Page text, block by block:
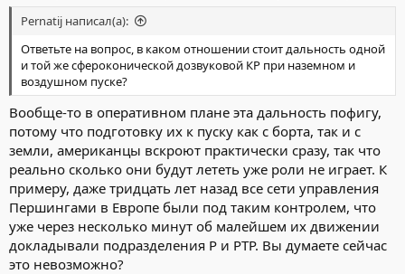
Pernatij написал(а):
Ответьте на вопрос, в каком отношении стоит дальность одной
и той же сфероконической дозвуковой КР при наземном и
воздушном пуске?
Вообще-то в оперативном плане эта дальность пофигу,
потому что подготовку их к пуску как с борта, так и с
земли, американцы вскроют практически сразу, так что
реально сколько они будут лететь уже роли не играет. К
примеру, даже тридцать лет назад все сети управления
Першингами в Европе были под таким контролем, что
уже через несколько минут об малейшем их движении
докладывали подразделения Р и РТР. Вы думаете сейчас
это невозможно?